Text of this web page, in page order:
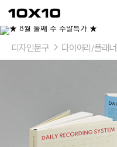
텐
바
텐
이
상
디자인문구 다이어리/플래너